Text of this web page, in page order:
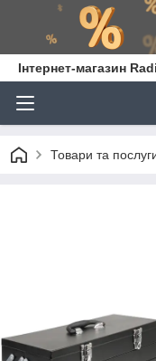
Інтернет-магазин
Товари та